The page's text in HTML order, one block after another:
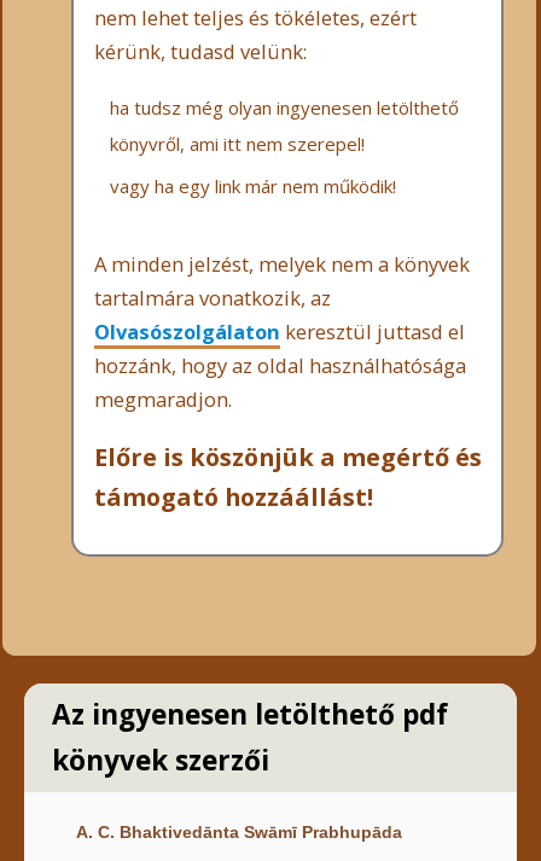
nem lehet teljes és tökéletes, ezért
kérünk, tudasd velünk:
ha tudsz még olyan ingyenesen letölthető
könyvről, ami itt nem szerepel!
vagy ha egy link már nem működik!
A minden jelzést, melyek nem a könyvek
tartalmára vonatkozik, az
Olvasószolgálaton keresztül juttasd el
hozzánk, hogy az oldal használhatósága
megmaradjon.
Előre is köszönjük a megértő és
támogató hozzáállást!
Az ingyenesen letölthető pdf
könyvek szerzői
A. C. Bhaktivedānta Swāmī Prabhupāda